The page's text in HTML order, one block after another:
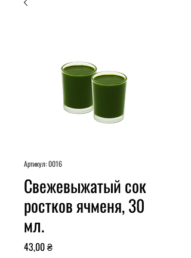
Артикул: 0016
Свежевыжатый сок
ростков ячменя, 30
мл.
43,00 ₴Ціна